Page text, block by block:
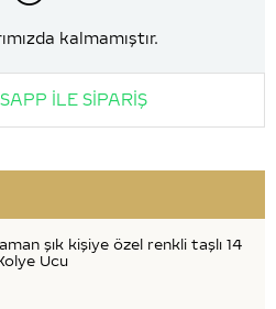
kalmamıştır.
İLE SİPARİŞ
şık kişiye özel renkli taşlı 14
Ucu